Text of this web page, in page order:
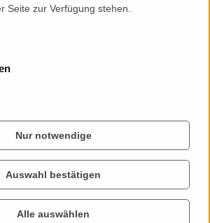
Produktpalette
Referenzen
Geschichte
Kontakt
Seite zur Verfügung stehen.
Nur notwendige
Auswahl bestätigen
Alle auswählen